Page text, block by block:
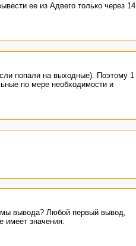
ее из Адвего только через 14
попали на выходные). Поэтому 1
по мере необходимости и
вывода? Любой первый вывод,
имеет значения.